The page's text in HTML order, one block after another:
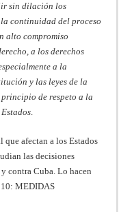
sin dilación los
continuidad del proceso
alto compromiso
a los derechos
a la
y las leyes de la
de respeto a la
.
afectan a los Estados
las decisiones
contra Cuba. Lo hacen
10: MEDIDAS